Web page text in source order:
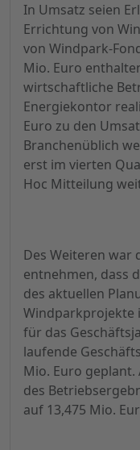
In Umsatz seien
Errichtung von
von Windpark-
Mio. Euro
wirtschaftliche
Energiekontor
Euro zu den
Branchenüblich
erst im vierten
Hoc Mitteilung
Des Weiteren war
entnehmen, dass
des aktuellen
Windparkprojekte
für das
laufende
Mio. Euro
des
auf 13,475 Mio.